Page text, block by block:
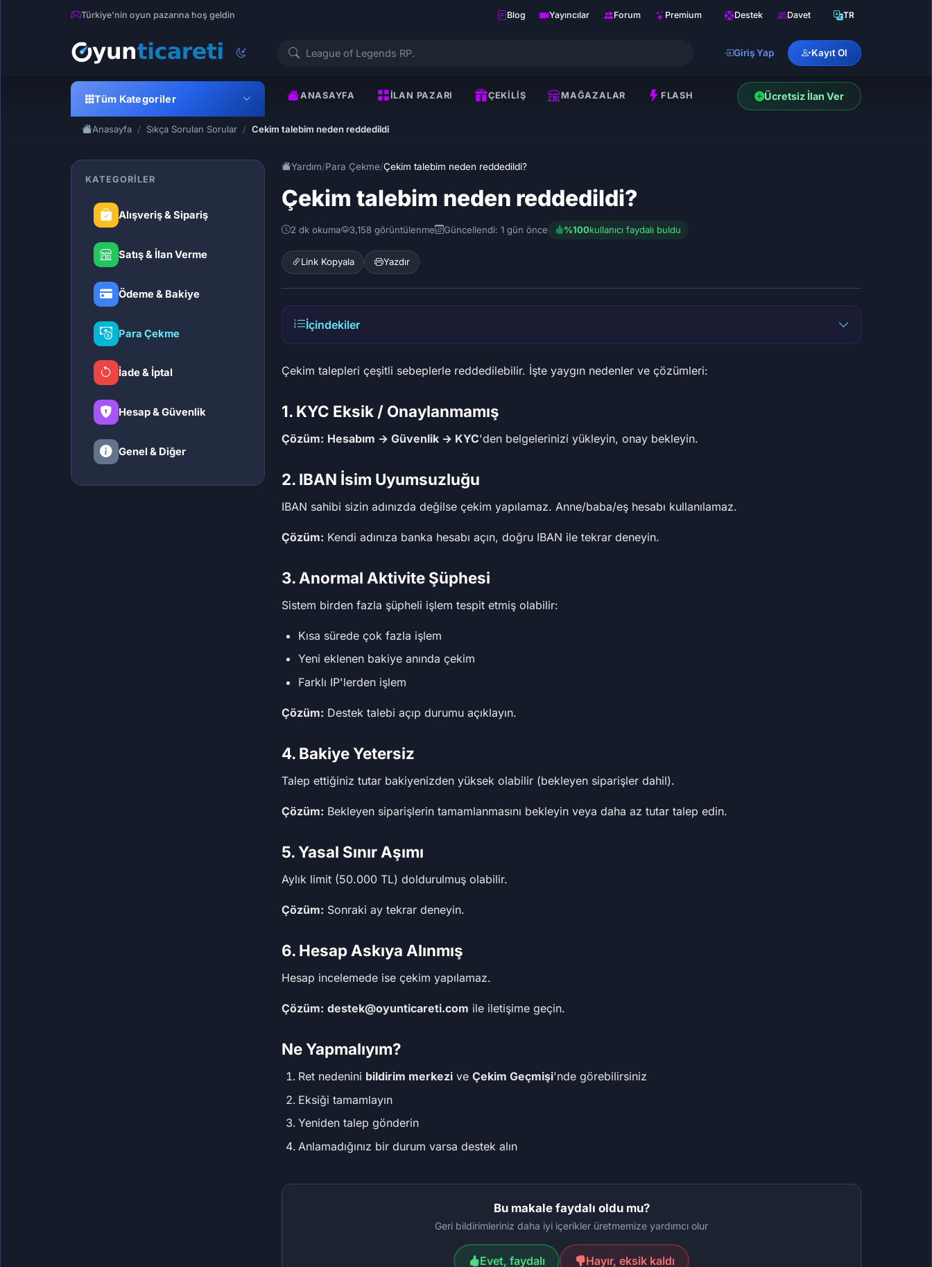
Türkiye'nin oyun pazarına hoş geldin Blog Yayıncılar Forum Premium Destek Davet TR
Giriş Yap Kayıt Ol
Tüm Kategoriler ANASAYFA İLAN PAZARI ÇEKILIŞ MAĞAZALAR FLASH Ücretsiz İlan Ver
Anasayfa Sıkça Sorulan Sorular Cekim talebim neden reddedildi
KATEGORILER
Alışveriş & Sipariş
Satış & İlan Verme
Ödeme & Bakiye
Para Çekme
İade & İptal
Hesap & Güvenlik
Genel & Diğer
Yardım/Para Çekme/Çekim talebim neden reddedildi?
Çekim talebim neden reddedildi?
2 dk okuma 3,158 görüntülenme Güncellendi: 1 gün önce %100kullanıcı faydalı buldu
Link Kopyala Yazdır
İçindekiler
Çekim talepleri çeşitli sebeplerle reddedilebilir. İşte yaygın nedenler ve çözümleri:
1. KYC Eksik / Onaylanmamış
Çözüm: Hesabım → Güvenlik → KYC'den belgelerinizi yükleyin, onay bekleyin.
2. IBAN İsim Uyumsuzluğu
IBAN sahibi sizin adınızda değilse çekim yapılamaz. Anne/baba/eş hesabı kullanılamaz.
Çözüm: Kendi adınıza banka hesabı açın, doğru IBAN ile tekrar deneyin.
3. Anormal Aktivite Şüphesi
Sistem birden fazla şüpheli işlem tespit etmiş olabilir:
Kısa sürede çok fazla işlem
Yeni eklenen bakiye anında çekim
Farklı IP'lerden işlem
Çözüm: Destek talebi açıp durumu açıklayın.
4. Bakiye Yetersiz
Talep ettiğiniz tutar bakiyenizden yüksek olabilir (bekleyen siparişler dahil).
Çözüm: Bekleyen siparişlerin tamamlanmasını bekleyin veya daha az tutar talep edin.
5. Yasal Sınır Aşımı
Aylık limit (50.000 TL) doldurulmuş olabilir.
Çözüm: Sonraki ay tekrar deneyin.
6. Hesap Askıya Alınmış
Hesap incelemede ise çekim yapılamaz.
Çözüm: destek@oyunticareti.com ile iletişime geçin.
Ne Yapmalıyım?
Ret nedenini bildirim merkezi ve Çekim Geçmişi'nde görebilirsiniz
Eksiği tamamlayın
Yeniden talep gönderin
Anlamadığınız bir durum varsa destek alın
Bu makale faydalı oldu mu?
Geri bildirimleriniz daha iyi içerikler üretmemize yardımcı olur
Evet, faydalı Hayır, eksik kaldı